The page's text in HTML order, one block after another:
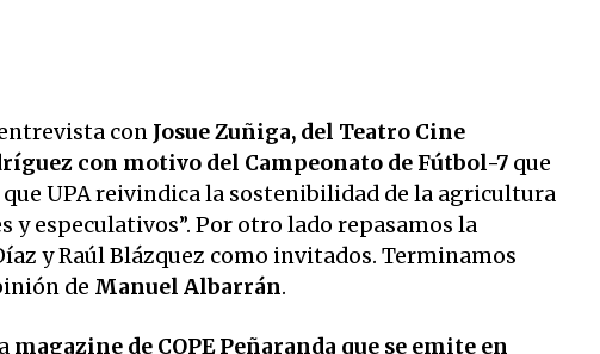
entrevista con Josue Zuñiga, del Teatro Cine
con motivo del Campeonato de Fútbol-7 que
UPA reivindica la sostenibilidad de la agricultura
especulativos”. Por otro lado repasamos la
y Raúl Blázquez como invitados. Terminamos
de Manuel Albarrán.
magazine de COPE Peñaranda que se emite en